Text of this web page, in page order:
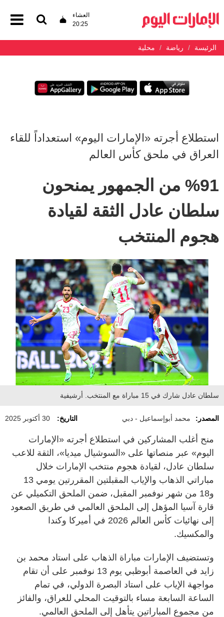
العشاء
20:25
الرئيسة رياضة محلية
استطلاع أجرته «الإمارات اليوم» استعداداً للقاء
العراق في ملحق كأس العالم
%91 من الجمهور يمنحون
سلطان عادل الثقة لقيادة
هجوم المنتخب
سلطان عادل شارك في 15 مباراة مع المنتخب. أرشيفية
المصدر: محمد أبوإسماعيل - دبي التاريخ: 30 أكتوبر 2025
منح أغلب المشاركين في استطلاع أجرته «الإمارات
اليوم» عبر منصاتها على «السوشيال ميديا»، الثقة للاعب
سلطان عادل، لقيادة هجوم منتخب الإمارات خلال
مباراتي الذهاب والإياب المقبلتين المقررتين يومي 13
و18 من شهر نوفمبر المقبل، ضمن الملحق التكميلي عن
قارة آسيا المؤهل إلى الملحق العالمي في طريق الصعود
إلى نهائيات كأس العالم 2026 في أميركا وكندا
والمكسيك.
وتستضيف الإمارات مباراة الذهاب على استاد محمد بن
زايد في العاصمة أبوظبي يوم 13 نوفمبر على أن تقام
مواجهة الإياب على استاد البصرة الدولي، في تمام
الساعة السابعة مساء بالتوقيت المحلي للعراق، والفائز
من مجموع المباراتين يتأهل إلى الملحق العالمي.